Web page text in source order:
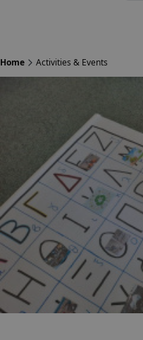
Home Activities & Events